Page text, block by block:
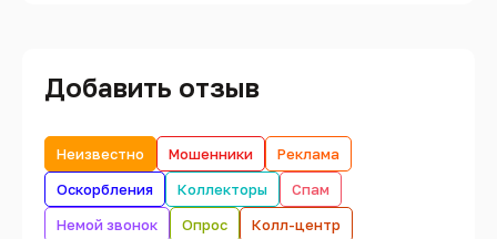
Добавить отзыв
Неизвестно Мошенники
Реклама
Оскорбления
Коллекторы
Спам
Немой звонок
Опрос
Колл-центр